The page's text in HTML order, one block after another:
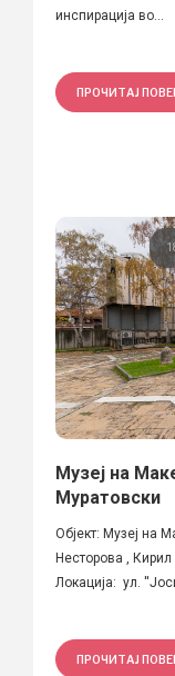
инспирација во...
ПРОЧИТАЈ
Музеј на
Муратовски
Објект: Музеј на
Несторова ,
Локација: ул.
ПРОЧИТАЈ